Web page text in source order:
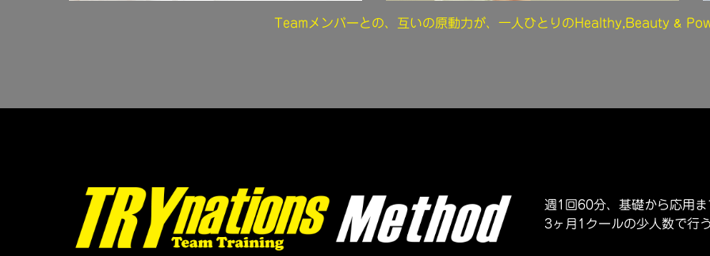
Teamメンバーとの、互いの原動力が、一人ひとりのHealthy,Beauty &
週1回60分、基礎から応用
3ヶ月1クールの少人数で行